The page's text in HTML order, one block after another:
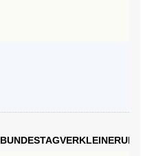
BUNDESTAGVERKLEINERUNG